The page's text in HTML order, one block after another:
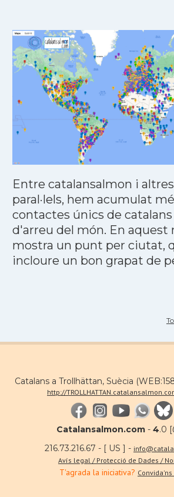
Entre catalansalmon i
paral·lels, hem acumulat
contactes únics de
d'arreu del món. En aquest
mostra un punt per ciutat,
incloure un bon grapat de
Catalans a Trollhättan, Suècia
http://
Catalansalmon.com - 4.0 [
216.73.216.67 - [ US ] -
Avís legal / Protecció de Dades /
T'agrada la iniciativa?